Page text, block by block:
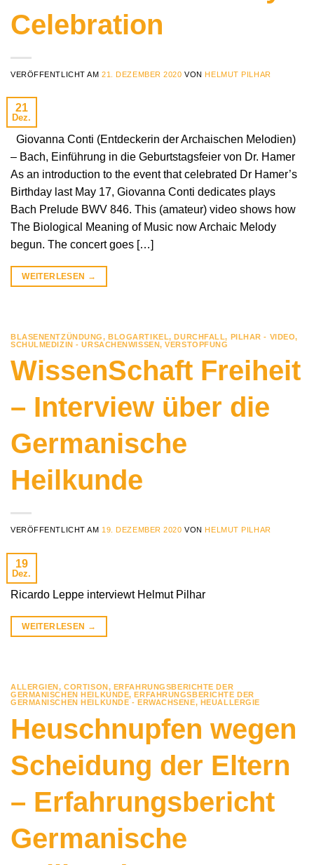
Celebration
VERÖFFENTLICHT AM21. DEZEMBER 2020 VON HELMUT PILHAR
21
Dez.
Giovanna Conti (Entdeckerin der Archaischen Melodien)
– Bach, Einführung in die Geburtstagsfeier von Dr. Hamer
As an introduction to the event that celebrated Dr Hamer’s
Birthday last May 17, Giovanna Conti dedicates plays
Bach Prelude BWV 846. This (amateur) video shows how
The Biological Meaning of Music now Archaic Melody
begun. The concert goes […]
WEITERLESEN →
BLASENENTZÜNDUNG,BLOGARTIKEL,DURCHFALL, PILHAR - VIDEO,
SCHULMEDIZIN - URSACHENWISSEN,VERSTOPFUNG
WissenSchaft Freiheit
– Interview über die
Germanische
Heilkunde
VERÖFFENTLICHT AM 19. DEZEMBER 2020 VON HELMUT PILHAR
19
Dez.
Ricardo Leppe interviewt Helmut Pilhar
WEITERLESEN →
ALLERGIEN,CORTISON , ERFAHRUNGSBERICHTE DER
GERMANISCHEN HEILKUNDE, ERFAHRUNGSBERICHTE DER
GERMANISCHEN HEILKUNDE - ERWACHSENE, HEUALLERGIE
Heuschnupfen wegen
Scheidung der Eltern
– Erfahrungsbericht
Germanische